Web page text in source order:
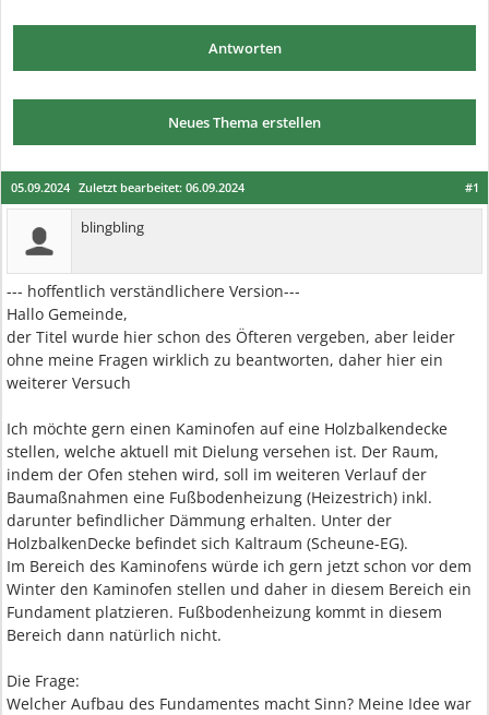
Antworten
Neues Thema erstellen
#1
05.09.2024 Zuletzt bearbeitet: 06.09.2024
blingbling
--- hoffentlich verständlichere Version---
Hallo Gemeinde,
der Titel wurde hier schon des Öfteren vergeben, aber leider
ohne meine Fragen wirklich zu beantworten, daher hier ein
weiterer Versuch
Ich möchte gern einen Kaminofen auf eine Holzbalkendecke
stellen, welche aktuell mit Dielung versehen ist. Der Raum,
indem der Ofen stehen wird, soll im weiteren Verlauf der
Baumaßnahmen eine Fußbodenheizung (Heizestrich) inkl.
darunter befindlicher Dämmung erhalten. Unter der
HolzbalkenDecke befindet sich Kaltraum (Scheune-EG).
Im Bereich des Kaminofens würde ich gern jetzt schon vor dem
Winter den Kaminofen stellen und daher in diesem Bereich ein
Fundament platzieren. Fußbodenheizung kommt in diesem
Bereich dann natürlich nicht.
Die Frage:
Welcher Aufbau des Fundamentes macht Sinn? Meine Idee war